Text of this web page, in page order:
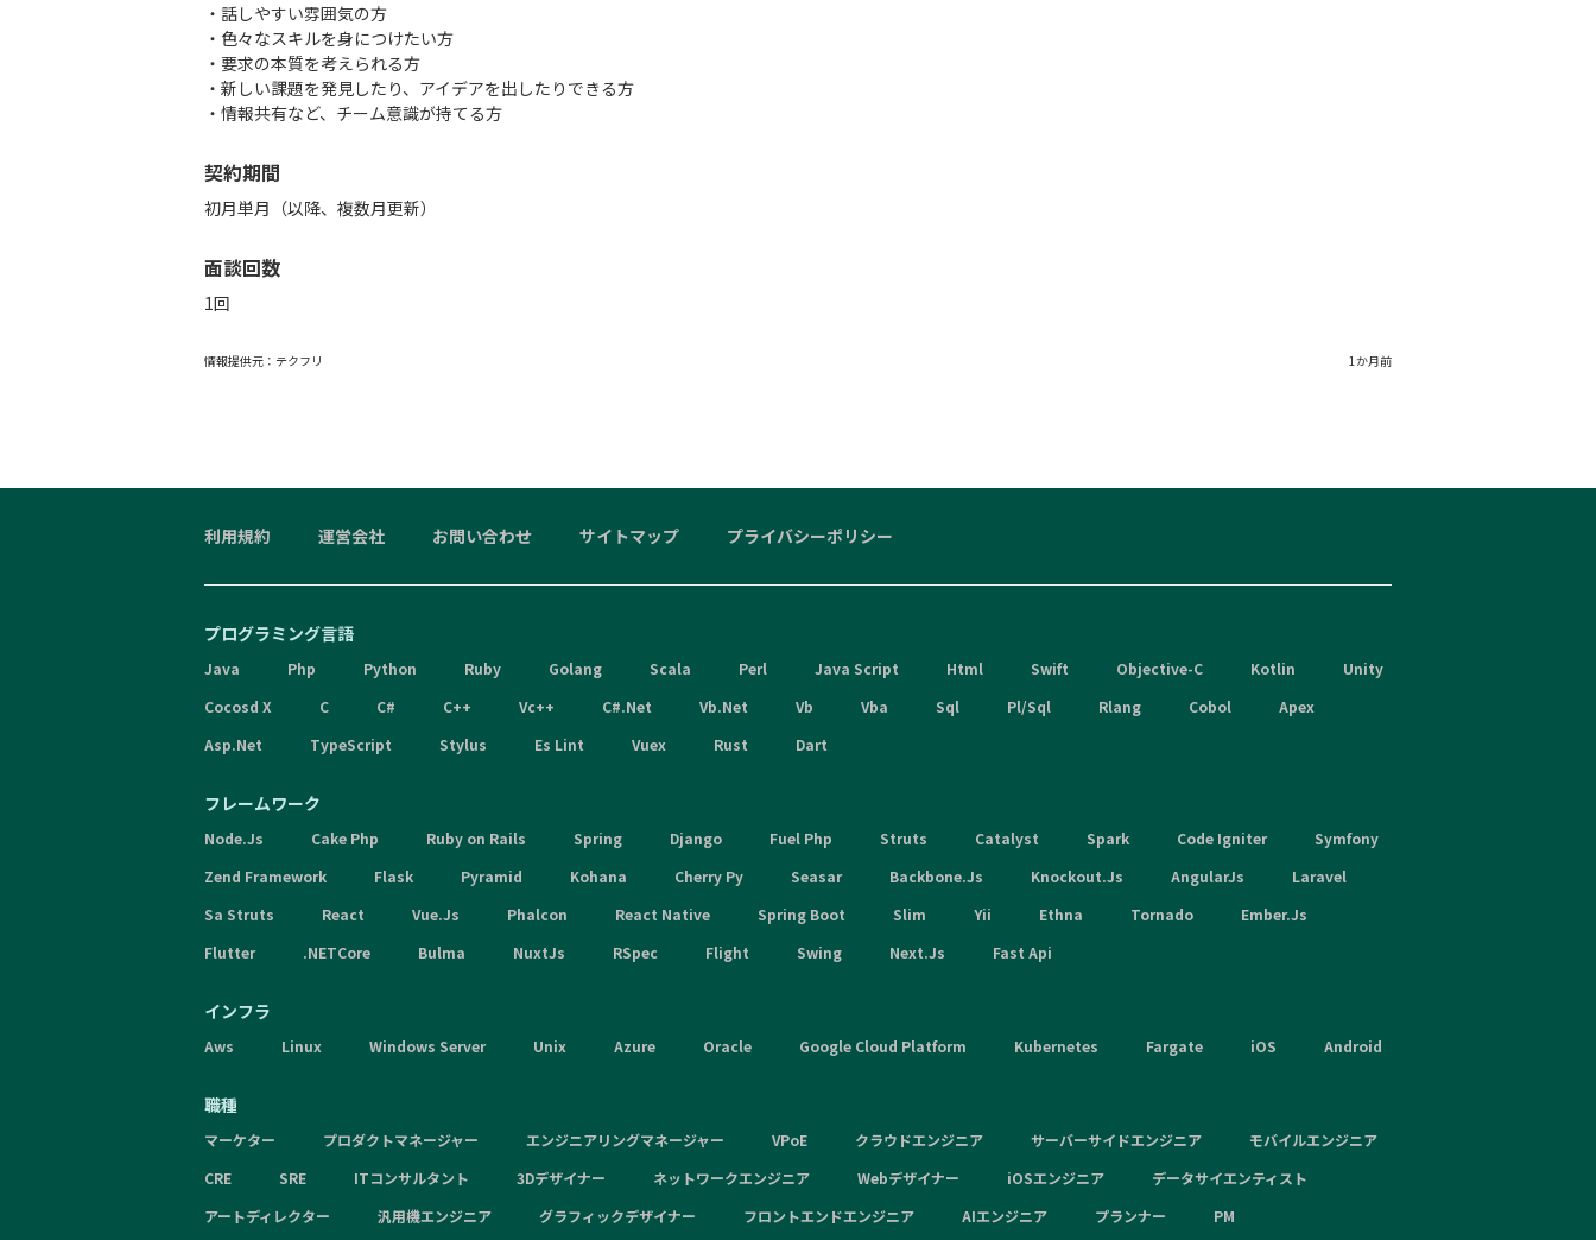
・話しやすい雰囲気の方
・色々なスキルを身につけたい方
・要求の本質を考えられる方
・新しい課題を発見したり、アイデアを出したりできる方
・情報共有など、チーム意識が持てる方
契約期間
初月単月（以降、複数月更新）
面談回数
1回
情報提供元： テクフリ 1か月前
利用規約 運営会社 お問い合わせ サイトマップ プライバシーポリシー
プログラミング言語
Java Php Python Ruby Golang Scala Perl Java Script Html Swift Objective-C Kotlin
Unity
Cocosd X
C C# C++ Vc++ C#.Net Vb.Net Vb Vba Sql Pl/Sql Rlang Cobol
Apex
Asp.Net
TypeScript Stylus Es Lint Vuex Rust Dart
フレームワーク
Node.Js Cake Php Ruby on Rails Spring Django Fuel Php Struts Catalyst Spark Code Igniter
Symfony
Zend Framework
Flask Pyramid Kohana Cherry Py Seasar Backbone.Js Knockout.Js AngularJs
Laravel
Sa Struts
React Vue.Js Phalcon React Native Spring Boot Slim Yii Ethna Tornado
Ember.Js
Flutter
.NETCore Bulma NuxtJs RSpec Flight Swing Next.Js Fast Api
インフラ
Aws Linux Windows Server Unix Azure Oracle Google Cloud Platform Kubernetes Fargate iOS Android
職種
マーケター プロダクトマネージャー エンジニアリングマネージャー VPoE クラウドエンジニア サーバーサイドエンジニア
モバイルエンジニア
CRE
SRE ITコンサルタント 3Dデザイナー ネットワークエンジニア Webデザイナー iOSエンジニア
データサイエンティスト
アートディレクター
汎用機エンジニア グラフィックデザイナー フロントエンドエンジニア AIエンジニア プランナー PM